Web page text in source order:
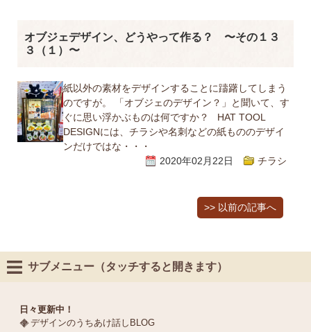
オブジェデザイン、どうやって作る？ 〜その１３
３（１）〜
紙以外の素材をデザインすることに躊躇してしまう
のですが。 「オブジェのデザイン？」と聞いて、す
ぐに思い浮かぶものは何ですか？ HAT TOOL
DESIGNには、チラシや名刺などの紙もののデザイ
ンだけではな・・・
2020年02月22日
チラシ
>> 以前の記事へ
サブメニュー（タッチすると開きます）
日々更新中！
デザインのうちあけ話しBLOG